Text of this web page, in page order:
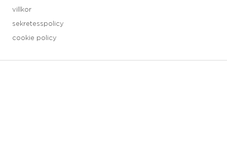
villkor
sekretesspolicy
cookie policy